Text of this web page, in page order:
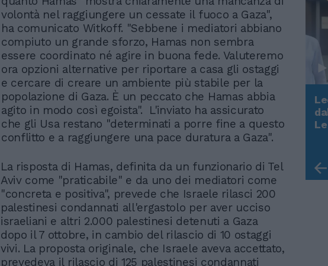
volontà nel raggiungere un cessate il fuoco a Gaza",
ha comunicato Witkoff. "Sebbene i mediatori abbiano
compiuto un grande sforzo, Hamas non sembra
essere coordinato né agire in buona fede. Valuteremo
ora opzioni alternative per riportare a casa gli ostaggi
e cercare di creare un ambiente più stabile per la
popolazione di Gaza. È un peccato che Hamas abbia
agito in modo così egoista". L'inviato ha assicurato
che gli Usa restano "determinati a porre fine a questo
conflitto e a raggiungere una pace duratura a Gaza".
La risposta di Hamas, definita da un funzionario di Tel
Aviv come "praticabile" e da uno dei mediatori come
"concreta e positiva", prevede che Israele rilasci 200
palestinesi condannati all'ergastolo per aver ucciso
israeliani e altri 2.000 palestinesi detenuti a Gaza
dopo il 7 ottobre, in cambio del rilascio di 10 ostaggi
vivi. La proposta originale, che Israele aveva accettato,
prevedeva il rilascio di 125 palestinesi condannati
Rudy Giuliani a Come States?
Trump, Meloni e la strategia
americana